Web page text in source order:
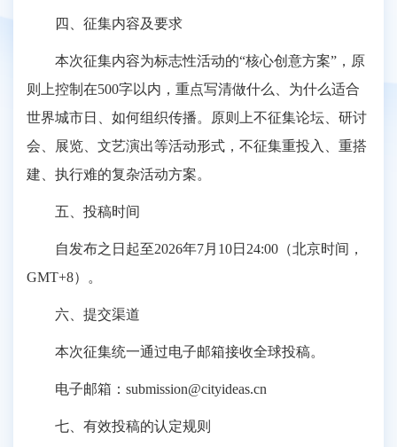
四、征集内容及要求
本次征集内容为标志性活动的“核心创意方案”，原
则上控制在500字以内，重点写清做什么、为什么适合
世界城市日、如何组织传播。原则上不征集论坛、研讨
会、展览、文艺演出等活动形式，不征集重投入、重搭
建、执行难的复杂活动方案。
五、投稿时间
自发布之日起至2026年7月10日24:00（北京时间，
GMT+8）。
六、提交渠道
本次征集统一通过电子邮箱接收全球投稿。
电子邮箱：submission@cityideas.cn
七、有效投稿的认定规则